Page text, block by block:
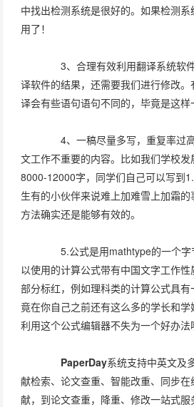
中找出检测系统是很好的。如果检测
用了！
3、合理有效利用翻译系统软
译软件的结果，还需要我们进行修改
译会有些语句语句不同的，毕竟是这样
4、一稿尽量多写，重复率过
文工作不重要的内容。比如我们学校
8000-12000字，同学们自己可以写到
生有的小伙伴来说难上加难雪上加霜
方法确实还是能够有效的。
5.公式是用mathtype的一个字
以使用的计算公式带有中国文字工作
部分标红，例如理科类的计算公式具
竟在你自己之前还有这么多的学长和
利用这个公式编辑器不失为一个好办法
PaperDay系统支持中英文及
献检索、论文查重、智能改重、同步
献，到论文查重，降重、修改一站式